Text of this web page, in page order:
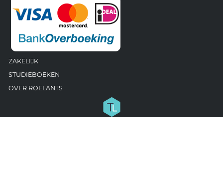
ZAKELIJK
STUDIEBOEKEN
OVER ROELANTS